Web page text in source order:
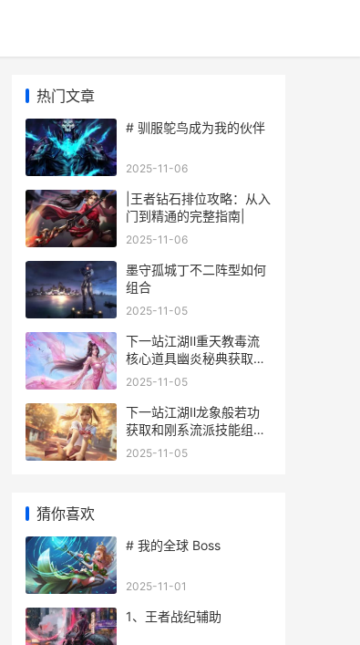
热门文章
# 驯服鸵鸟成为我的伙伴
2025-11-06
|王者钻石排位攻略：从入
门到精通的完整指南|
2025-11-06
墨守孤城丁不二阵型如何
组合
2025-11-05
下一站江湖Ⅱ重天教毒流
核心道具幽炎秘典获取方
式 下一站江湖重阳遗刻残
2025-11-05
下一站江湖Ⅱ龙象般若功
获取和刚系流派技能组合
策略 下一站江湖龙隐山庄
2025-11-05
猜你喜欢
# 我的全球 Boss
2025-11-01
1、王者战纪辅助